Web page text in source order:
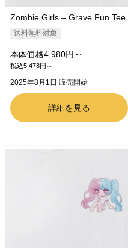
Zombie Girls – Grave Fun Tee
送料無料対象
本体価格4,980円～
税込5,478円～
2025年8月1日 販売開始
詳細を見る